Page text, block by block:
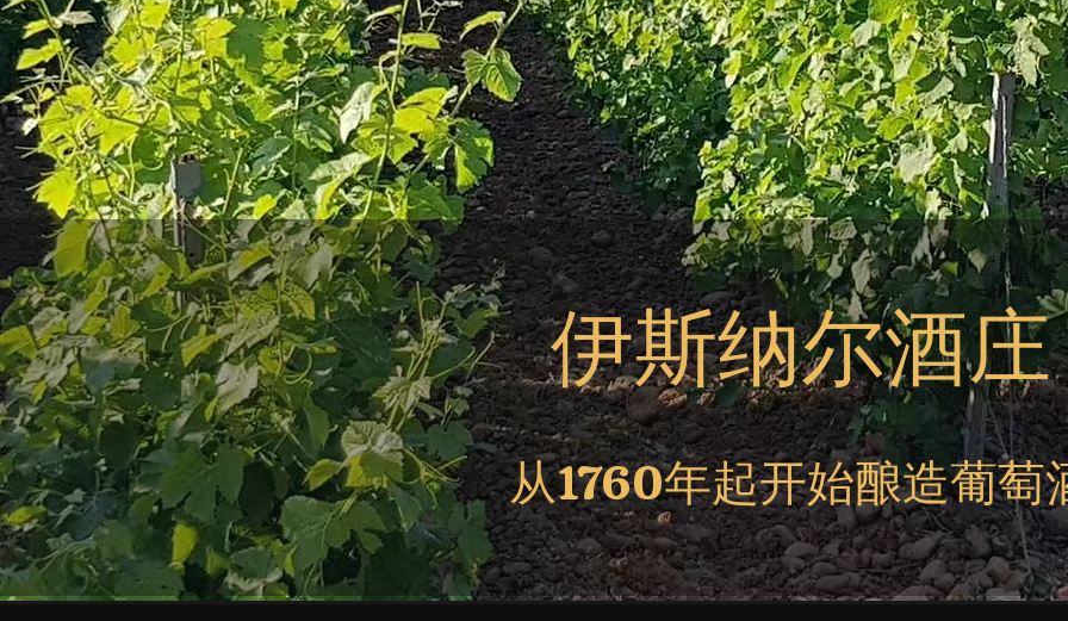
伊斯纳尔酒庄
从1760年起开始酿造葡萄